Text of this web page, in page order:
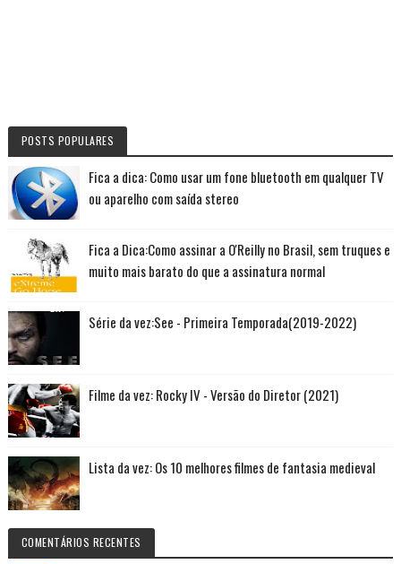
POSTS POPULARES
Fica a dica: Como usar um fone bluetooth em qualquer TV
ou aparelho com saída stereo
Fica a Dica:Como assinar a O'Reilly no Brasil, sem truques e
muito mais barato do que a assinatura normal
Série da vez:See - Primeira Temporada(2019-2022)
Filme da vez: Rocky IV - Versão do Diretor (2021)
Lista da vez: Os 10 melhores filmes de fantasia medieval
COMENTÁRIOS RECENTES